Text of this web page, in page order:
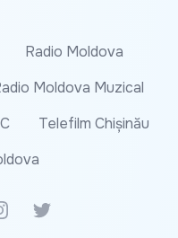
Radio Moldova
Moldova Muzical
Telefilm Chișinău
Twitter